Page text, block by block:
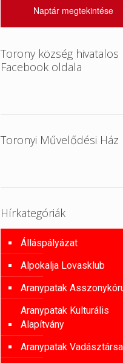
Naptár megtekintése
Torony község hivatalos
Facebook oldala
Toronyi Művelődési Ház
Hírkategóriák
Álláspályázat
Alpokalja Lovasklub
Aranypatak
Aranypatak Kulturális
Alapítvány
Aranypatak